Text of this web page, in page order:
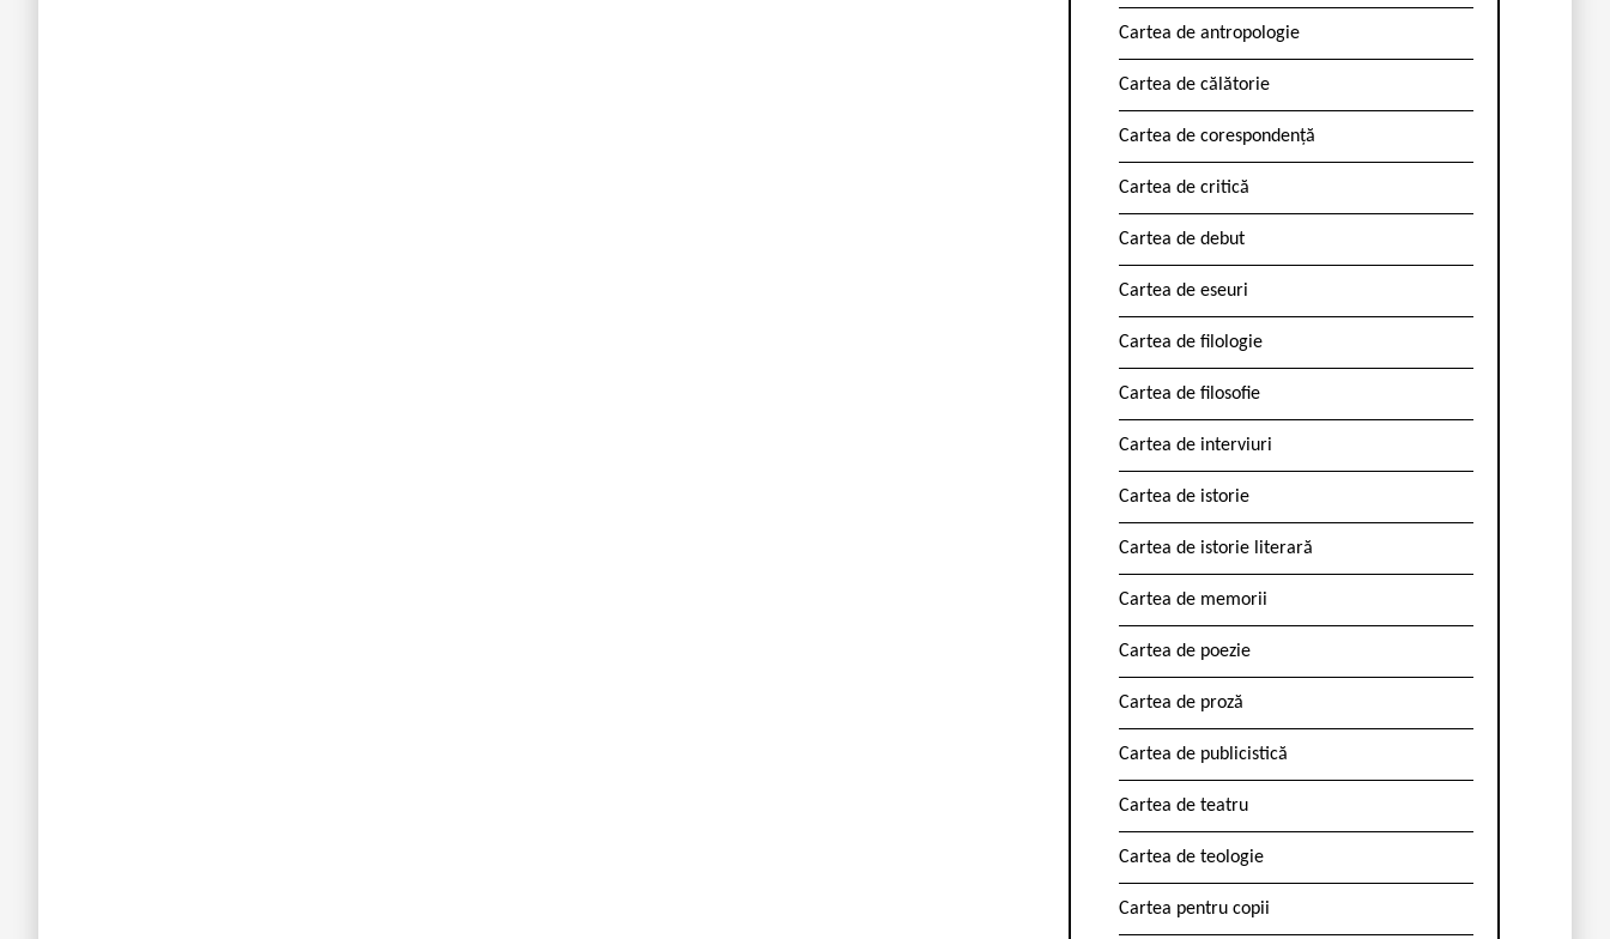
Cartea de antropologie
Cartea de călătorie
Cartea de corespondență
Cartea de critică
Cartea de debut
Cartea de eseuri
Cartea de filologie
Cartea de filosofie
Cartea de interviuri
Cartea de istorie
Cartea de istorie literară
Cartea de memorii
Cartea de poezie
Cartea de proză
Cartea de publicistică
Cartea de teatru
Cartea de teologie
Cartea pentru copii